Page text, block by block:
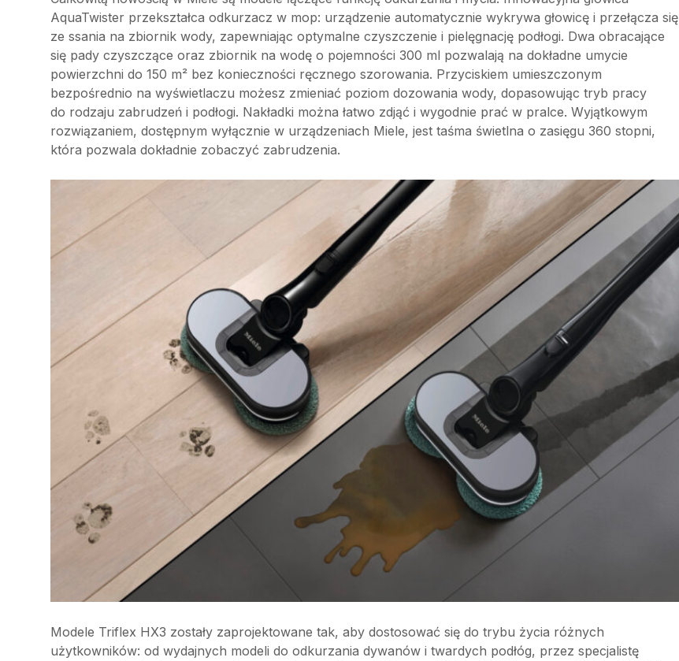
AquaTwister przekształca odkurzacz w mop: urządzenie automatycznie wykrywa głowicę i przełącza się
ze ssania na zbiornik wody, zapewniając optymalne czyszczenie i pielęgnację podłogi. Dwa obracające
się pady czyszczące oraz zbiornik na wodę o pojemności 300 ml pozwalają na dokładne umycie
powierzchni do 150 m² bez konieczności ręcznego szorowania. Przyciskiem umieszczonym
bezpośrednio na wyświetlaczu możesz zmieniać poziom dozowania wody, dopasowując tryb pracy
do rodzaju zabrudzeń i podłogi. Nakładki można łatwo zdjąć i wygodnie prać w pralce. Wyjątkowym
rozwiązaniem, dostępnym wyłącznie w urządzeniach Miele, jest taśma świetlna o zasięgu 360 stopni,
która pozwala dokładnie zobaczyć zabrudzenia.
Modele Triflex HX3 zostały zaprojektowane tak, aby dostosować się do trybu życia różnych
użytkowników: od wydajnych modeli do odkurzania dywanów i twardych podłóg, przez specjalistę